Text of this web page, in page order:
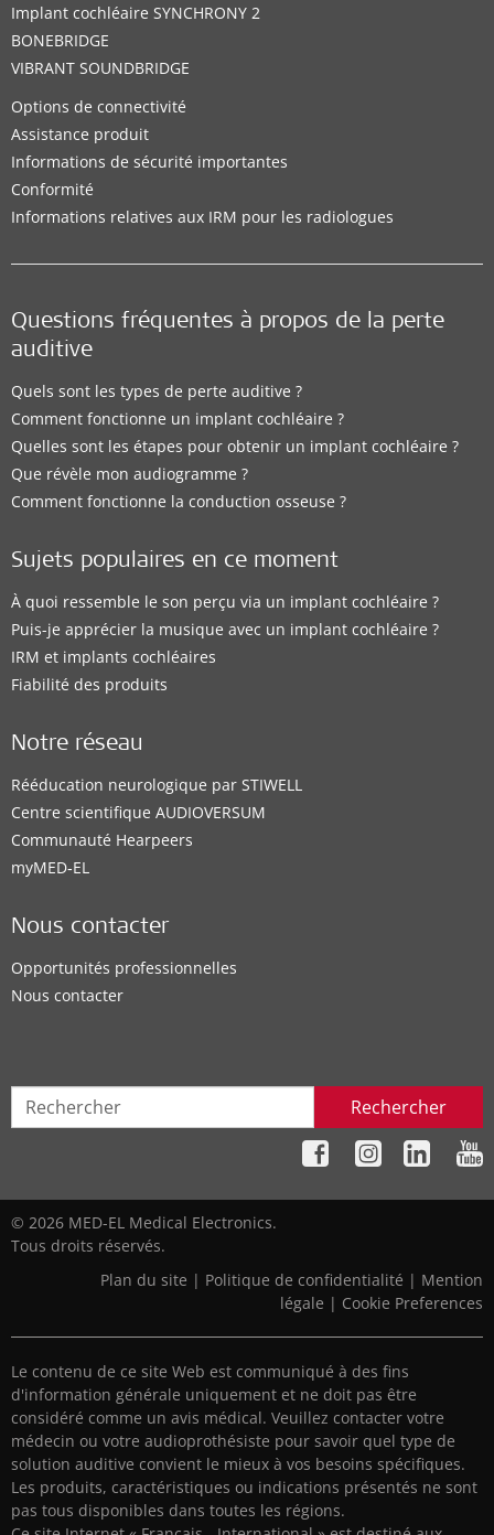
Implant cochléaire SYNCHRONY 2
BONEBRIDGE
VIBRANT SOUNDBRIDGE
Options de connectivité
Assistance produit
Informations de sécurité importantes
Conformité
Informations relatives aux IRM pour les radiologues
Questions fréquentes à propos de la perte
auditive
Quels sont les types de perte auditive ?
Comment fonctionne un implant cochléaire ?
Quelles sont les étapes pour obtenir un implant cochléaire ?
Que révèle mon audiogramme ?
Comment fonctionne la conduction osseuse ?
Sujets populaires en ce moment
À quoi ressemble le son perçu via un implant cochléaire ?
Puis-je apprécier la musique avec un implant cochléaire ?
IRM et implants cochléaires
Fiabilité des produits
Notre réseau
Rééducation neurologique par STIWELL
Centre scientifique AUDIOVERSUM
Communauté Hearpeers
myMED‑EL
Nous contacter
Opportunités professionnelles
Nous contacter
Rechercher
© 2026 MED-EL Medical Electronics.
Tous droits réservés.
Plan du site | Politique de confidentialité | Mention
légale | Cookie Preferences
Le contenu de ce site Web est communiqué à des fins
d'information générale uniquement et ne doit pas être
considéré comme un avis médical. Veuillez contacter votre
médecin ou votre audioprothésiste pour savoir quel type de
solution auditive convient le mieux à vos besoins spécifiques.
Les produits, caractéristiques ou indications présentés ne sont
pas tous disponibles dans toutes les régions.